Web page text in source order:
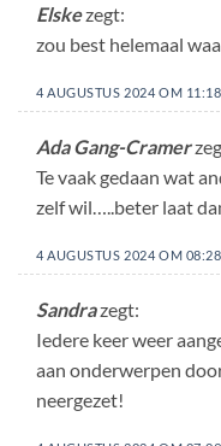
Elskezegt:
zou best helemaal
4 AUGUSTUS 2024 OM 11:18
Ada Gang-Cramer
Te vaak gedaan wat
zelf wil…..beter laat
4 AUGUSTUS 2024 OM 08:28
Sandrazegt:
Iedere keer weer
aan onderwerpen
neergezet!